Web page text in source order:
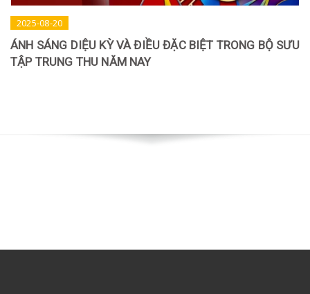
2025-08-20
ÁNH SÁNG DIỆU KỲ VÀ ĐIỀU ĐẶC BIỆT TRONG BỘ SƯU
TẬP TRUNG THU NĂM NAY